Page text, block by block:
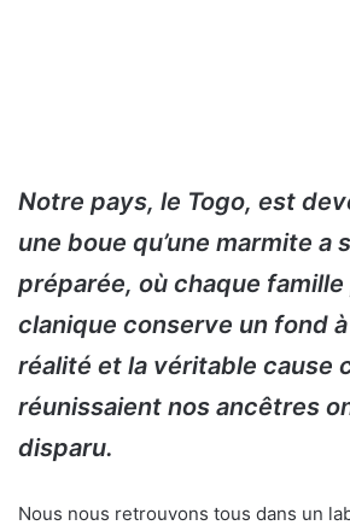
Notre pays, le Togo, est
une boue qu’une marmite a
préparée, où chaque
clanique conserve un fond
réalité et la véritable cause
réunissaient nos ancêtres
disparu.
Nous nous retrouvons tous dans un